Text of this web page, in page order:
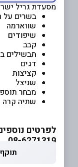
מסעדת גריל
בשרים
שווארמה
שיפודים
קבב
תבשילים
דגים
קציצות
שניצל
מבחר
שתיה קרה
לפרטים
08-6271319
תוקף